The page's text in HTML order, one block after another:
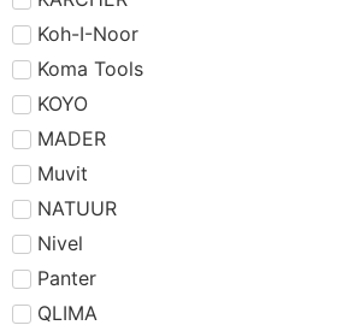
Koh-I-Noor
Koma Tools
KOYO
MADER
Muvit
NATUUR
Nivel
Panter
QLIMA